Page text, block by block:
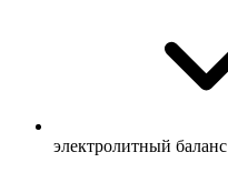
электролитный баланс